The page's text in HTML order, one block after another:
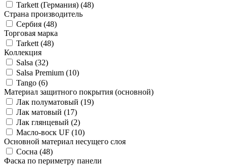
Tarkett (Германия) (48)
Страна производитель
Сербия (48)
Торговая марка
Tarkett (48)
Коллекция
Salsa (32)
Salsa Premium (10)
Tango (6)
Материал защитного покрытия (основной)
Лак полуматовый (19)
Лак матовый (17)
Лак глянцевый (2)
Масло-воск UF (10)
Основной материал несущего слоя
Сосна (48)
Фаска по периметру панели